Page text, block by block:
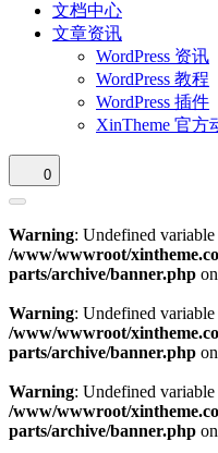
文档中心
文章资讯
WordPress 资讯
WordPress 教程
WordPress 插件
XinTheme 官方
0
Warning: Undefined
/www/wwwroot/
parts/archive/banner.php
Warning: Undefined
/www/wwwroot/
parts/archive/banner.php
Warning: Undefined
/www/wwwroot/
parts/archive/banner.php